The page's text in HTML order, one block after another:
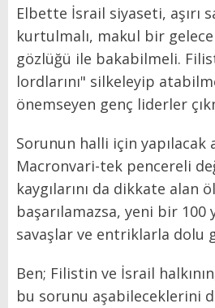
Elbette İsrail siyaseti, aşırı
kurtulmalı, makul bir
gözlüğü ile bakabilmeli.
lordlarını" silkeleyip
önemseyen genç liderler
Sorunun halli için yapılacak
Macronvari-tek pencereli
kaygılarını da dikkate alan
başarılamazsa, yeni bir 100
savaşlar ve entriklarla dolu
Ben; Filistin ve İsrail
bu sorunu aşabileceklerini